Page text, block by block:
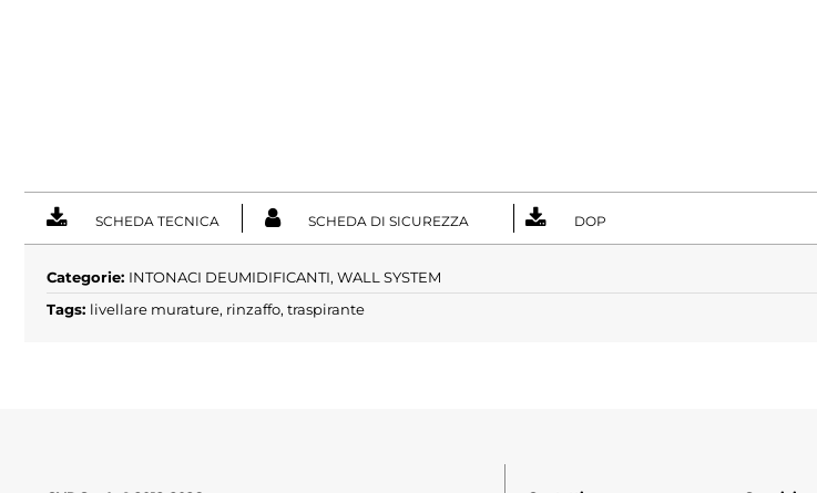
SCHEDA TECNICA SCHEDA DI SICUREZZA DOP
Categorie: INTONACI DEUMIDIFICANTI, WALL SYSTEM
Tags: livellare murature, rinzaffo, traspirante